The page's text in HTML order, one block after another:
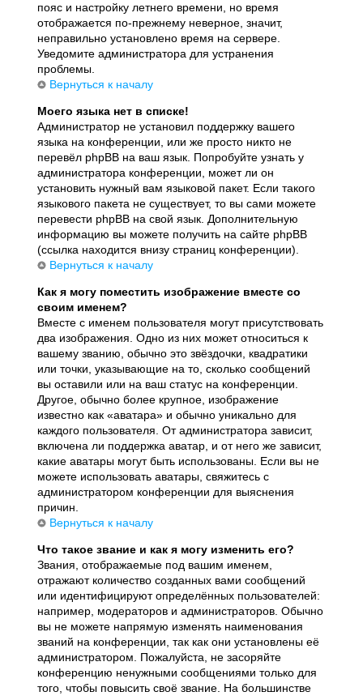
пояс и настройку летнего времени, но время
отображается по-прежнему неверное, значит,
неправильно установлено время на сервере.
Уведомите администратора для устранения
проблемы.
Вернуться к началу
Моего языка нет в списке!
Администратор не установил поддержку вашего
языка на конференции, или же просто никто не
перевёл phpBB на ваш язык. Попробуйте узнать у
администратора конференции, может ли он
установить нужный вам языковой пакет. Если такого
языкового пакета не существует, то вы сами можете
перевести phpBB на свой язык. Дополнительную
информацию вы можете получить на сайте phpBB
(ссылка находится внизу страниц конференции).
Вернуться к началу
Как я могу поместить изображение вместе со
своим именем?
Вместе с именем пользователя могут присутствовать
два изображения. Одно из них может относиться к
вашему званию, обычно это звёздочки, квадратики
или точки, указывающие на то, сколько сообщений
вы оставили или на ваш статус на конференции.
Другое, обычно более крупное, изображение
известно как «аватара» и обычно уникально для
каждого пользователя. От администратора зависит,
включена ли поддержка аватар, и от него же зависит,
какие аватары могут быть использованы. Если вы не
можете использовать аватары, свяжитесь с
администратором конференции для выяснения
причин.
Вернуться к началу
Что такое звание и как я могу изменить его?
Звания, отображаемые под вашим именем,
отражают количество созданных вами сообщений
или идентифицируют определённых пользователей:
например, модераторов и администраторов. Обычно
вы не можете напрямую изменять наименования
званий на конференции, так как они установлены её
администратором. Пожалуйста, не засоряйте
конференцию ненужными сообщениями только для
того, чтобы повысить своё звание. На большинстве